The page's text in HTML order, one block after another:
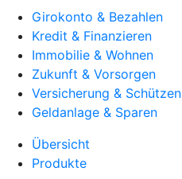
Girokonto & Bezahlen
Kredit & Finanzieren
Immobilie & Wohnen
Zukunft & Vorsorgen
Versicherung & Schützen
Geldanlage & Sparen
Übersicht
Produkte